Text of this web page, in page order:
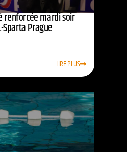
renforcée mardi soir
Prague
LIRE PLUS